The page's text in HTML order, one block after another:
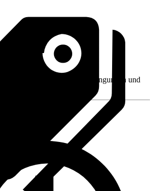
wie z. B. Rückgabebedingungen und
auf den Verkäufernamen.